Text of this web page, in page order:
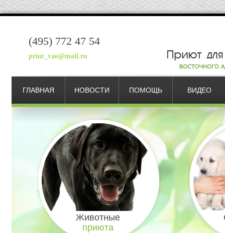
(495) 772 47 54
priut_vao@mail.ru
ГЛАВНАЯ НОВОСТИ ПОМОЩЬ ВИДЕО
Животные
приюта